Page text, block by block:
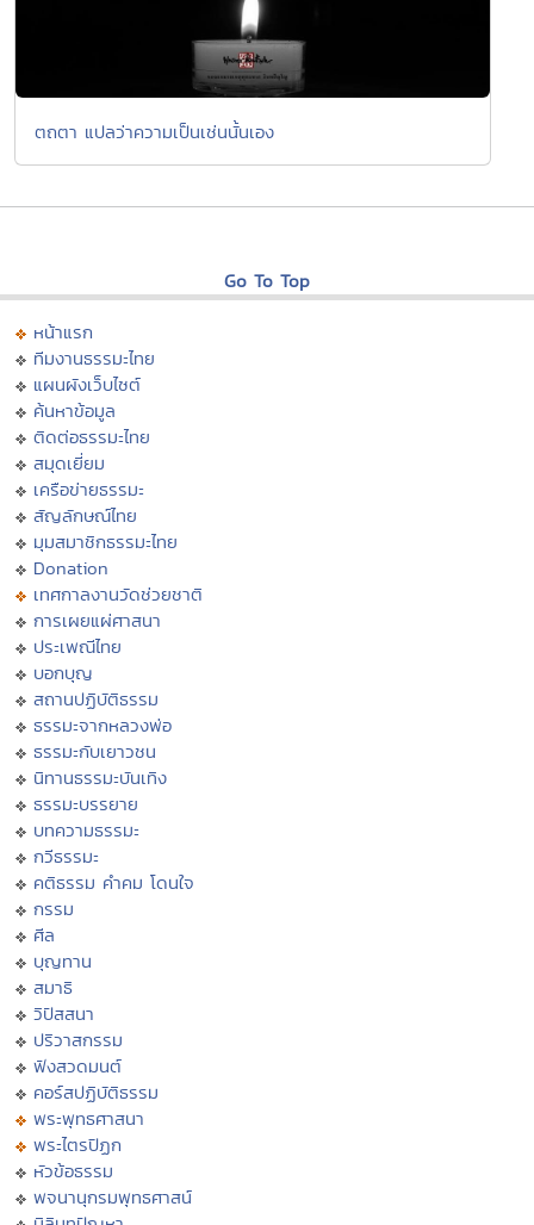
ตถตา แปลว่าความเป็นเช่นนั้นเอง
Go To Top
หน้าแรก
ทีมงานธรรมะไทย
แผนผังเว็บไซต์
ค้นหาข้อมูล
ติดต่อธรรมะไทย
สมุดเยี่ยม
เครือข่ายธรรมะ
สัญลักษณ์ไทย
มุมสมาชิกธรรมะไทย
Donation
เทศกาลงานวัดช่วยชาติ
การเผยแผ่ศาสนา
ประเพณีไทย
บอกบุญ
สถานปฏิบัติธรรม
ธรรมะจากหลวงพ่อ
ธรรมะกับเยาวชน
นิทานธรรมะบันเทิง
ธรรมะบรรยาย
บทความธรรมะ
กวีธรรมะ
คติธรรม คำคม โดนใจ
กรรม
ศีล
บุญทาน
สมาธิ
วิปัสสนา
ปริวาสกรรม
ฟังสวดมนต์
คอร์สปฏิบัติธรรม
พระพุทธศาสนา
พระไตรปิฏก
หัวข้อธรรม
พจนานุกรมพุทธศาสน์